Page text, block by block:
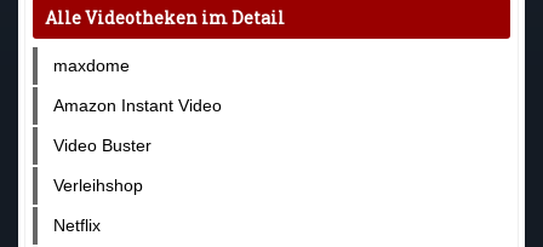
Alle Videotheken im Detail
maxdome
Amazon Instant Video
Video Buster
Verleihshop
Netflix